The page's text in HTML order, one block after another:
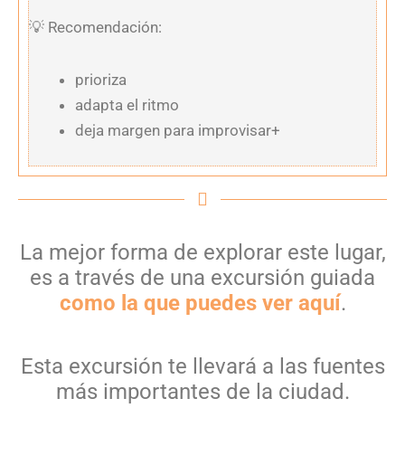
💡 Recomendación:
prioriza
adapta el ritmo
deja margen para improvisar+
La mejor forma de explorar este lugar,
es a través de una excursión guiada
como la que puedes ver aquí.
Esta excursión te llevará a las fuentes
más importantes de la ciudad.